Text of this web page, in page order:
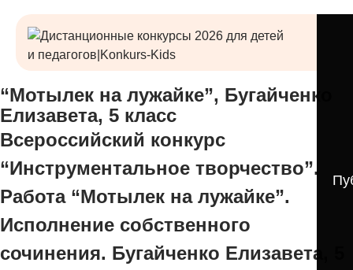
“Мотылек на лужайке”, Бугайченко
Елизавета, 5 класс
Всероссийский конкурс
“Инструментальное творчество”.
Работа “Мотылек на лужайке”.
Исполнение собственного
сочинения. Бугайченко Елизавета, 5